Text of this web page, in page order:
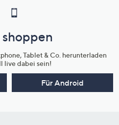
Tablet & Co. herunterladen
live dabei sein!
Für Android